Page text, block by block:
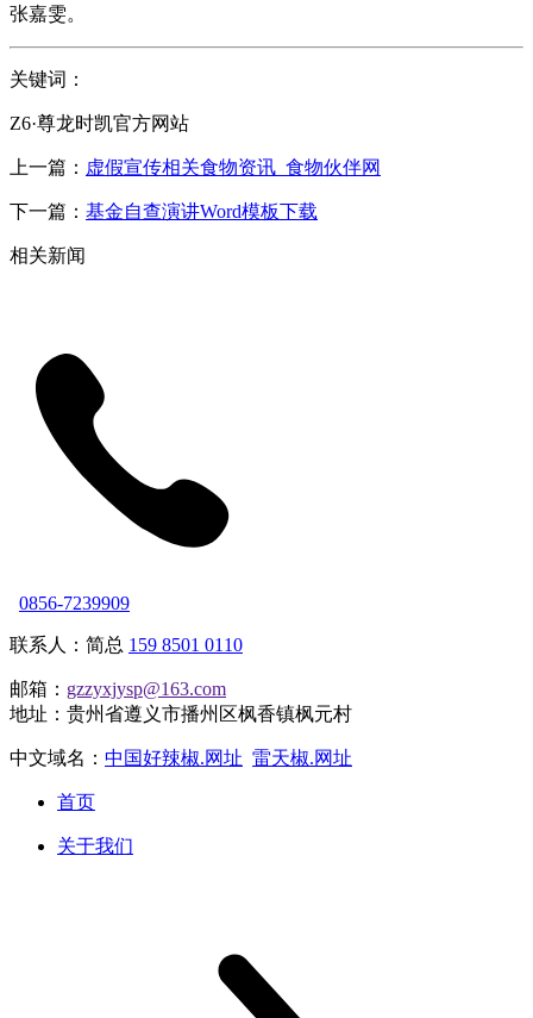
张嘉雯。
关键词：
Z6·尊龙时凯官方网站
上一篇： 虚假宣传相关食物资讯_食物伙伴网
下一篇： 基金自查演讲Word模板下载
相关新闻
0856-7239909
联系人：简总 159 8501 0110
邮箱： gzzyxjysp@163.com
地址：贵州省遵义市播州区枫香镇枫元村
中文域名： 中国好辣椒.网址 雷天椒.网址
首页
关于我们